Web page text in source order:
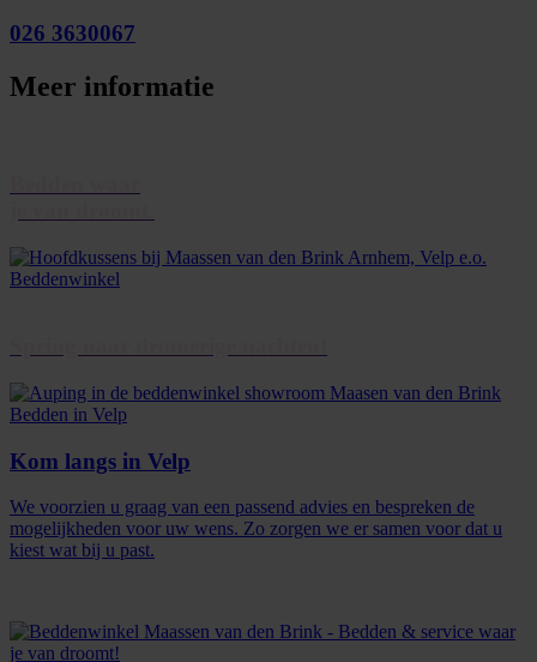
026 3630067
Meer informatie
Kom langs in Velp
We voorzien u graag van een passend advies en bespreken de
mogelijkheden voor uw wens. Zo zorgen we er samen voor dat u
kiest wat bij u past.